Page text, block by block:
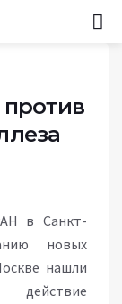
в Санкт-
новых
нашли